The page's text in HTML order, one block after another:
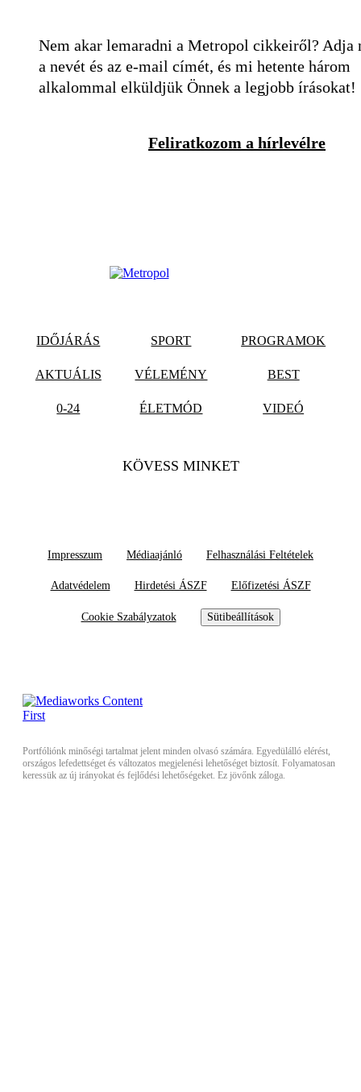
Nem akar lemaradni a Metropol cikkeiről? Adja
a nevét és az e-mail címét, és mi hetente három
alkalommal elküldjük Önnek a legjobb írásokat!
Feliratkozom a hírlevélre
IDŐJÁRÁS SPORT PROGRAMOK
AKTUÁLIS VÉLEMÉNY BEST
0-24 ÉLETMÓD VIDEÓ
KÖVESS MINKET
Impresszum Médiaajánló Felhasználási Feltételek
Adatvédelem Hirdetési ÁSZF Előfizetési ÁSZF
Cookie Szabályzatok Sütibeállítások
Portfóliónk minőségi tartalmat jelent minden olvasó számára. Egyedülálló elérést,
országos lefedettséget és változatos megjelenési lehetőséget biztosít. Folyamatosan
keressük az új irányokat és fejlődési lehetőségeket. Ez jövőnk záloga.